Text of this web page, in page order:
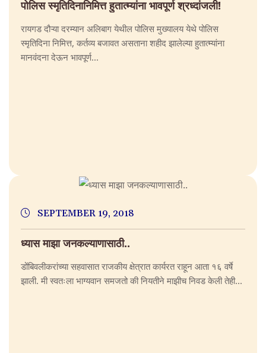
पोलिस स्मृतिदिनानिमित्त हुतात्म्यांना भावपूर्ण श्रध्दांजली!
रायगड दौऱ्या दरम्यान अलिबाग येथील पोलिस मुख्यालय येथे पोलिस
स्मृतिदिना निमित्त, कर्तव्य बजावत असताना शहीद झालेल्या हुतात्म्यांना
मानवंदना देऊन भावपूर्ण...
SEPTEMBER 19, 2018
ध्यास माझा जनकल्याणासाठी..
डोंबिवलीकरांच्या सहवासात राजकीय क्षेत्रात कार्यरत राहून आता १६ वर्षे
झाली. मी स्वतःला भाग्यवान समजतो की नियतीने माझीच निवड केली तेही...